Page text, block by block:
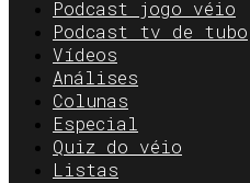
Podcast jogo véio
Podcast tv de tubo
Vídeos
Análises
Colunas
Especial
Quiz do véio
Listas